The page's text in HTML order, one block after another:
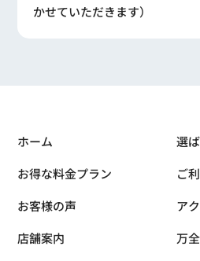
かせていただきます）
ホーム
選
お得な料金プラン
ご
お客様の声
ア
店舗案内
万